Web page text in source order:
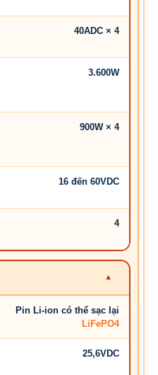
40ADC × 4
3.600W
900W × 4
16 đến 60VDC
4
Pin Li-ion có thể sạc lại
LiFePO4
25,6VDC